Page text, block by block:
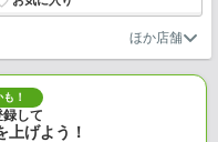
！
して
上げよう！